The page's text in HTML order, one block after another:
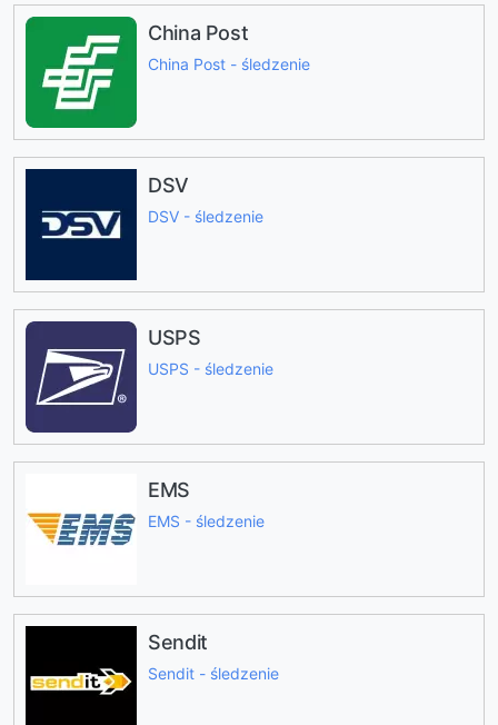
China Post
China Post - śledzenie
DSV
DSV - śledzenie
USPS
USPS - śledzenie
EMS
EMS - śledzenie
Sendit
Sendit - śledzenie